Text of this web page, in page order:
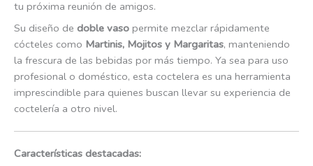
tu próxima reunión de amigos.
Su diseño de doble vaso permite mezclar rápidamente
cócteles como Martinis, Mojitos y Margaritas, manteniendo
la frescura de las bebidas por más tiempo. Ya sea para uso
profesional o doméstico, esta coctelera es una herramienta
imprescindible para quienes buscan llevar su experiencia de
coctelería a otro nivel.
Características destacadas: